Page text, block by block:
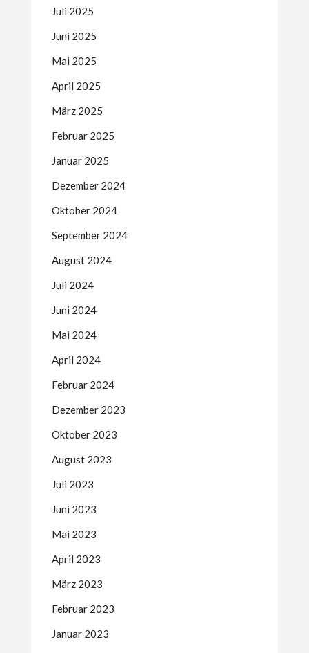
Juli 2025
Juni 2025
Mai 2025
April 2025
März 2025
Februar 2025
Januar 2025
Dezember 2024
Oktober 2024
September 2024
August 2024
Juli 2024
Juni 2024
Mai 2024
April 2024
Februar 2024
Dezember 2023
Oktober 2023
August 2023
Juli 2023
Juni 2023
Mai 2023
April 2023
März 2023
Februar 2023
Januar 2023